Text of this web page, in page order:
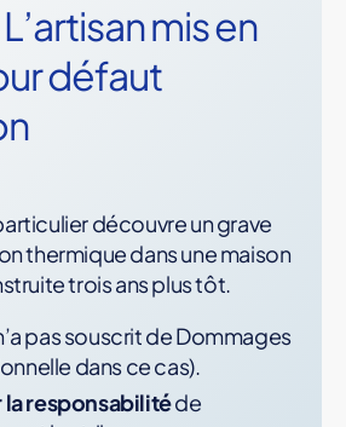
mis en
défaut
découvre un grave
thermique dans une maison
trois ans plus tôt.
pas souscrit de Dommages
dans ce cas).
responsabilitéde